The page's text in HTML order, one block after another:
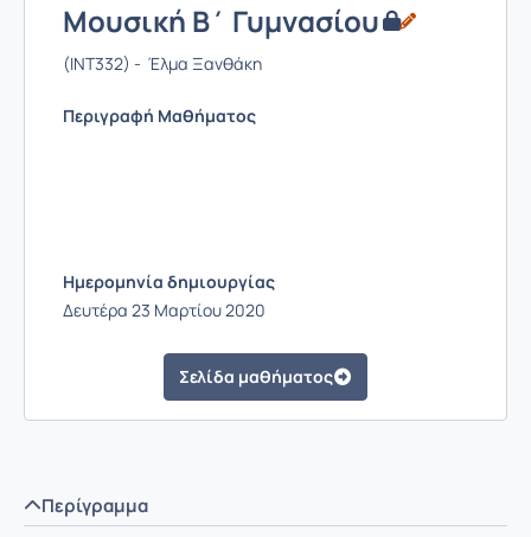
Μουσική Β΄ Γυμνασίου
(INT332) - Έλμα Ξανθάκη
Περιγραφή Μαθήματος
Ημερομηνία δημιουργίας
Δευτέρα 23 Μαρτίου 2020
Σελίδα μαθήματος
Περίγραμμα